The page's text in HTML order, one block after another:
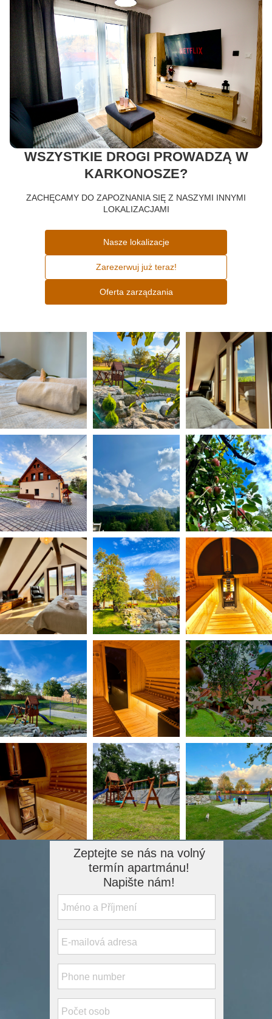
WSZYSTKIE DROGI PROWADZĄ W
KARKONOSZE?
ZACHĘCAMY DO ZAPOZNANIA SIĘ Z NASZYMI INNYMI
LOKALIZACJAMI
Nasze lokalizacje
Zarezerwuj już teraz!
Oferta zarządzania
Zeptejte se nás na volný
termín apartmánu!
Napište nám!